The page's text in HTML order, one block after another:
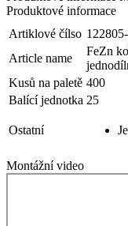
Produktové informace
Artiklové čílso
Article name
FeZn
Kusů na paletě 400
Balící jednotka 25
Ostatní
Montážní video